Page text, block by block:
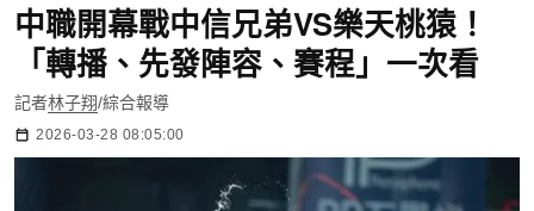
中職開幕戰中信兄弟VS樂天桃猿！
「轉播、先發陣容、賽程」一次看
記者林子翔/綜合報導
2026-03-28 08:05:00